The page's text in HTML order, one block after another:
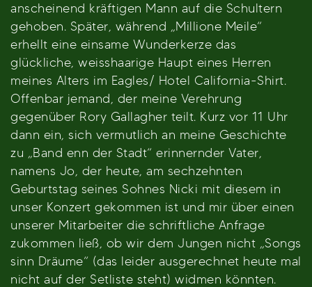
anscheinend kräftigen Mann auf die Schultern
gehoben. Später, während „Millione Meile“
erhellt eine einsame Wunderkerze das
glückliche, weisshaarige Haupt eines Herren
meines Alters im Eagles/ Hotel California-Shirt.
Offenbar jemand, der meine Verehrung
gegenüber Rory Gallagher teilt. Kurz vor 11 Uhr
dann ein, sich vermutlich an meine Geschichte
zu „Band enn der Stadt“ erinnernder Vater,
namens Jo, der heute, am sechzehnten
Geburtstag seines Sohnes Nicki mit diesem in
unser Konzert gekommen ist und mir über einen
unserer Mitarbeiter die schriftliche Anfrage
zukommen ließ, ob wir dem Jungen nicht „Songs
sinn Dräume“ (das leider ausgerechnet heute mal
nicht auf der Setliste steht) widmen könnten.